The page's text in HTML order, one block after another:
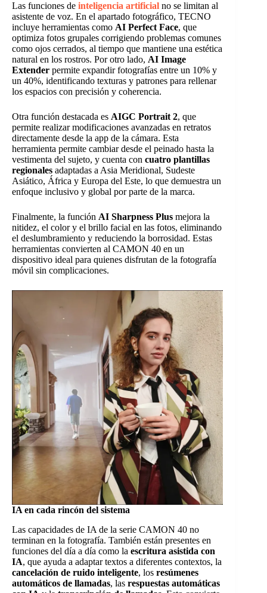
Las funciones de inteligencia artificial no se limitan al
asistente de voz. En el apartado fotográfico, TECNO
incluye herramientas como AI Perfect Face, que
optimiza fotos grupales corrigiendo problemas comunes
como ojos cerrados, al tiempo que mantiene una estética
natural en los rostros. Por otro lado, AI Image
Extender permite expandir fotografías entre un 10% y
un 40%, identificando texturas y patrones para rellenar
los espacios con precisión y coherencia.
Otra función destacada es AIGC Portrait 2, que
permite realizar modificaciones avanzadas en retratos
directamente desde la app de la cámara. Esta
herramienta permite cambiar desde el peinado hasta la
vestimenta del sujeto, y cuenta con cuatro plantillas
regionales adaptadas a Asia Meridional, Sudeste
Asiático, África y Europa del Este, lo que demuestra un
enfoque inclusivo y global por parte de la marca.
Finalmente, la función AI Sharpness Plus mejora la
nitidez, el color y el brillo facial en las fotos, eliminando
el deslumbramiento y reduciendo la borrosidad. Estas
herramientas convierten al CAMON 40 en un
dispositivo ideal para quienes disfrutan de la fotografía
móvil sin complicaciones.
IA en cada rincón del sistema
Las capacidades de IA de la serie CAMON 40 no
terminan en la fotografía. También están presentes en
funciones del día a día como la escritura asistida con
IA, que ayuda a adaptar textos a diferentes contextos, la
cancelación de ruido inteligente, los resúmenes
automáticos de llamadas, las respuestas automáticas